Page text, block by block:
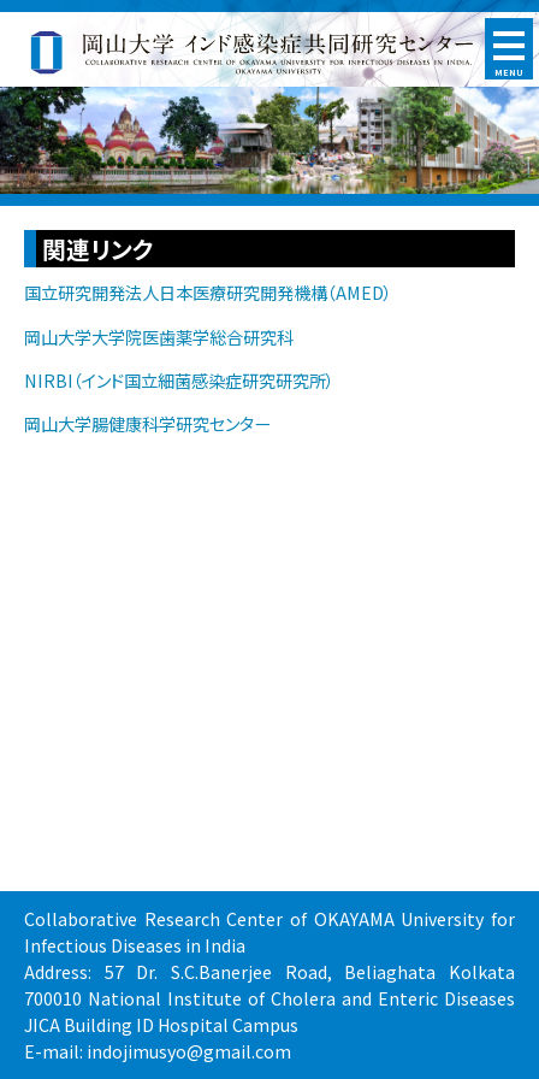
MENU
関連リンク
国立研究開発法人日本医療研究開発機構（AMED）
岡山大学大学院医歯薬学総合研究科
NIRBI（インド国立細菌感染症研究研究所）
岡山大学腸健康科学研究センター
Collaborative Research Center of OKAYAMA University for
Infectious Diseases in India
Address: 57 Dr. S.C.Banerjee Road, Beliaghata Kolkata
700010 National Institute of Cholera and Enteric Diseases
JICA Building ID Hospital Campus
E-mail: indojimusyo@gmail.com